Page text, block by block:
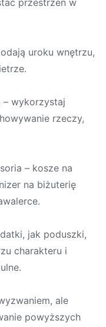
przestrzeń w
uroku wnętrzu,
– wykorzystaj
rzeczy,
– kosze na
na biżuterię
jak poduszki,
charakteru i
ale
powyższych